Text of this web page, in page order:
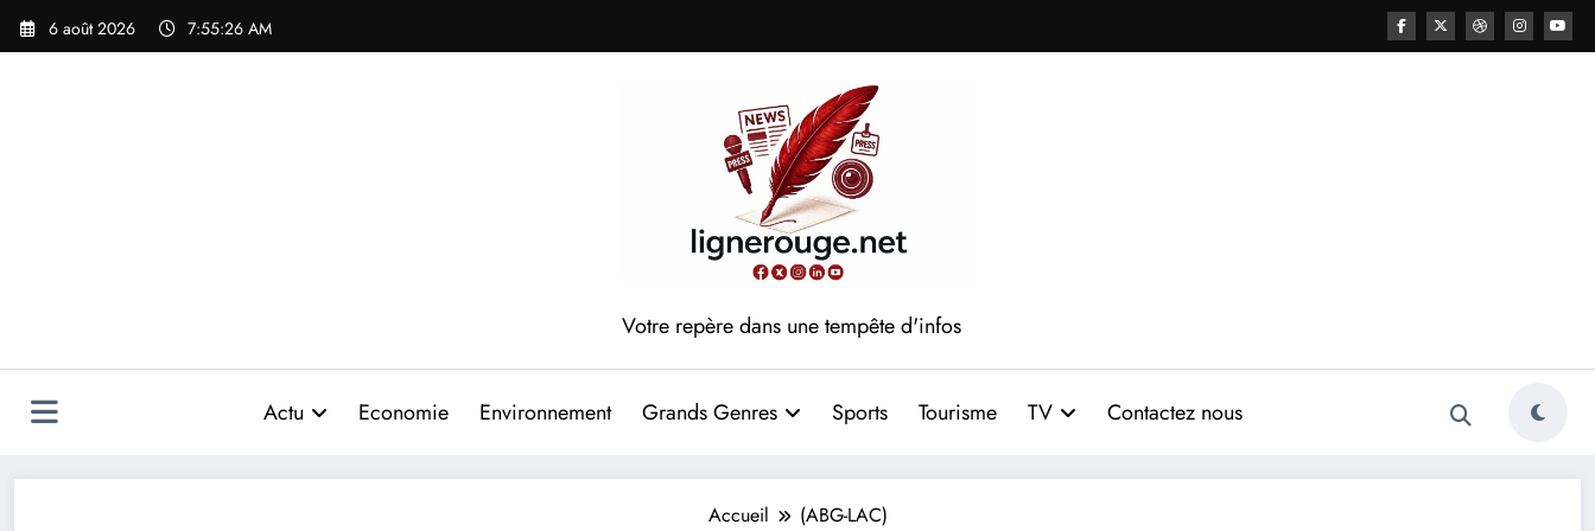
Aller
6 août 2026 7:55:26 AM
Votre repère dans une tempête d'infos
Actu Economie Environnement Grands Genres Sports Tourisme TV Contactez nous
Accueil (ABG-LAC)